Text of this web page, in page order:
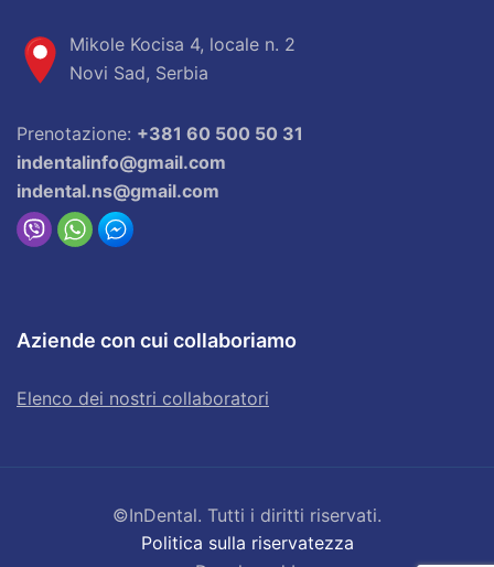
Mikole Kocisa 4, locale n. 2
Novi Sad, Serbia
Prenotazione: +381 60 500 50 31
indentalinfo@gmail.com
indental.ns@gmail.com
Aziende con cui collaboriamo
Elenco dei nostri collaboratori
©InDental. Tutti i diritti riservati.
Politica sulla riservatezza